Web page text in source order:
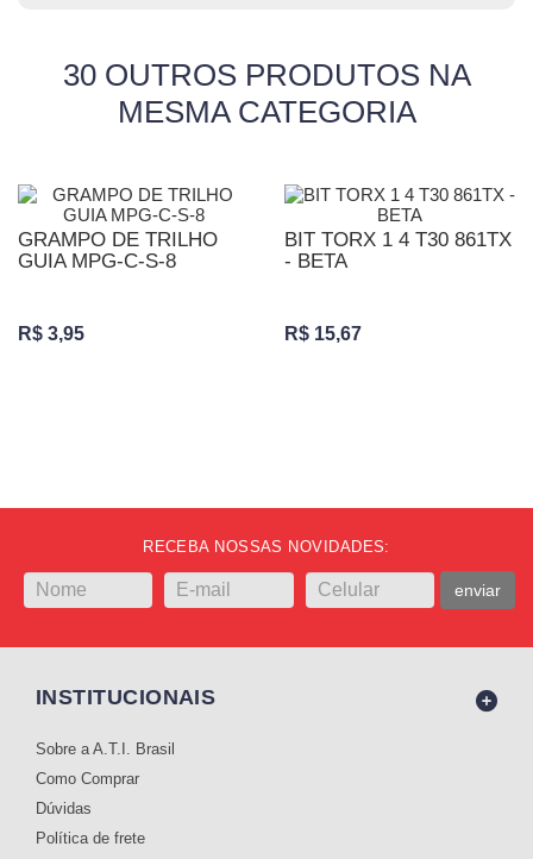
30 OUTROS PRODUTOS NA
MESMA CATEGORIA
GRAMPO DE TRILHO
GUIA MPG-C-S-8
R$ 3,95
BIT TORX 1 4 T30 861TX
- BETA
R$ 15,67
RECEBA NOSSAS NOVIDADES:
enviar
INSTITUCIONAIS
Sobre a A.T.I. Brasil
Como Comprar
Dúvidas
Política de frete